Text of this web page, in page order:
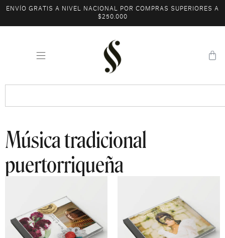
ENVÍO GRATIS A NIVEL NACIONAL POR COMPRAS SUPERIORES A
$250.000
Música tradicional
puertorriqueña